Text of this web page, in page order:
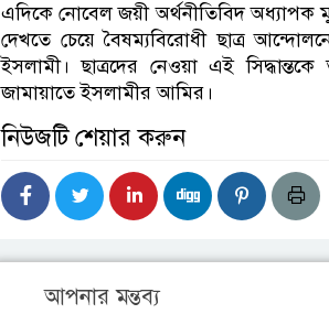
এদিকে নোবেল জয়ী অর্থনীতিবিদ অধ্যাপক
দেখতে চেয়ে বৈষম্যবিরোধী ছাত্র
ইসলামী। ছাত্রদের নেওয়া এই
জামায়াতে ইসলামীর আমির।
নিউজটি শেয়ার করুন
আপনার মন্তব্য